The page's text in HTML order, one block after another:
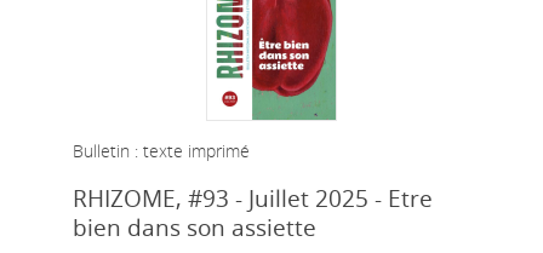
Bulletin : texte imprimé
RHIZOME, #93 - Juillet 2025 - Etre
bien dans son assiette